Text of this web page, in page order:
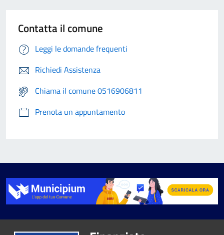
Contatta il comune
Leggi le domande frequenti
Richiedi Assistenza
Chiama il comune 0516906811
Prenota un appuntamento